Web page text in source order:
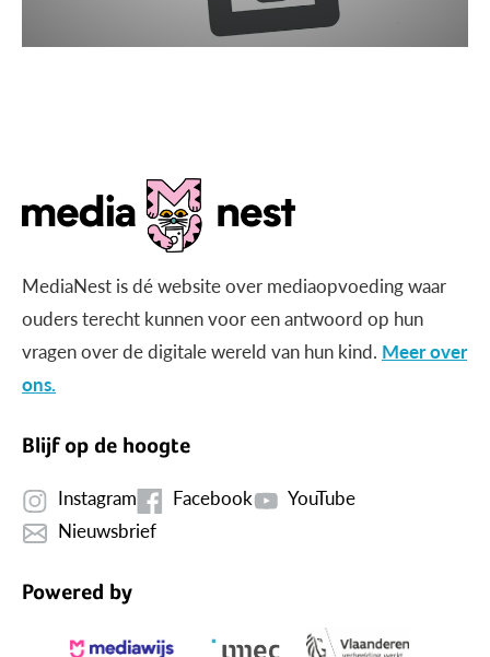
MediaNest is dé website over mediaopvoeding waar
ouders terecht kunnen voor een antwoord op hun
vragen over de digitale wereld van hun kind. Meer over
ons.
Blijf op de hoogte
Instagram Facebook
YouTube
Nieuwsbrief
Powered by